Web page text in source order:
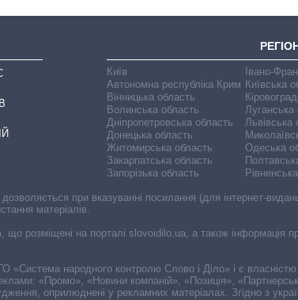
Київ
Автономна республіка Крим
Вінницька область
Волинська область
Дніпропетровська область
Донецька область
Житомирська область
Закарпатська область
Запорізька область
Івано-
Київська
Луганська
Львівська
Одеська
при вказуванні посилання (для інтернет-
матеріалів.
що розміщені на порталі slovoidilo.ua, а також
«Система народного контролю Слово і Діло» і є
«Промо», «Новини компаній», «Позиція»,
оприлюднені у рекламних матеріалах. Згідно з